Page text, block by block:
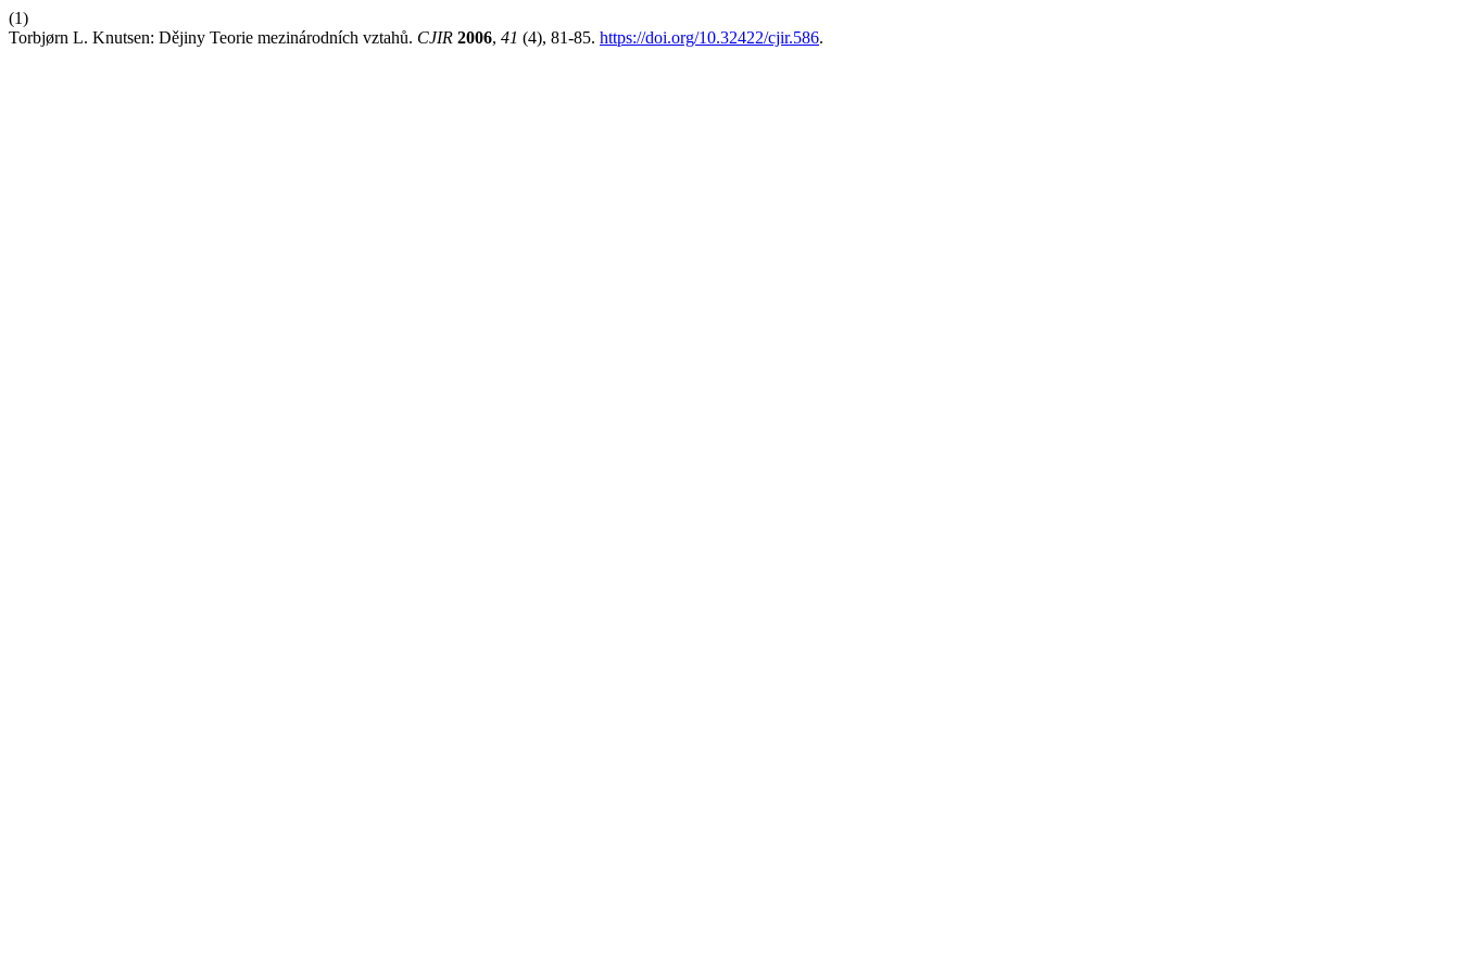
(1)
Torbjørn L. Knutsen: Dějiny Teorie mezinárodních vztahů. CJIR 2006, 41 (4), 81-85. https://doi.org/10.32422/cjir.586.